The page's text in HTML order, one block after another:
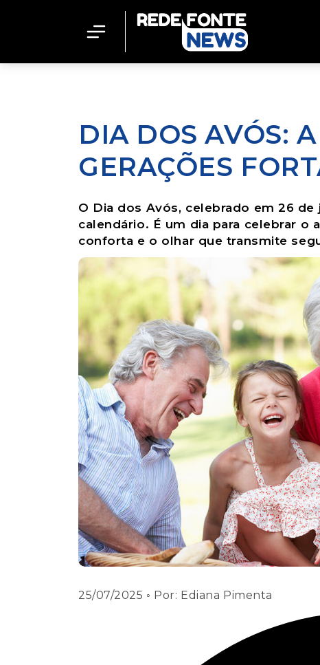
DIA DOS AVÓS:
GERAÇÕES
O Dia dos Avós, celebrado em 26
calendário. É um dia para celebrar o
conforta e o olhar que transmite
25/07/2025 ◦ Por: Ediana Pimenta